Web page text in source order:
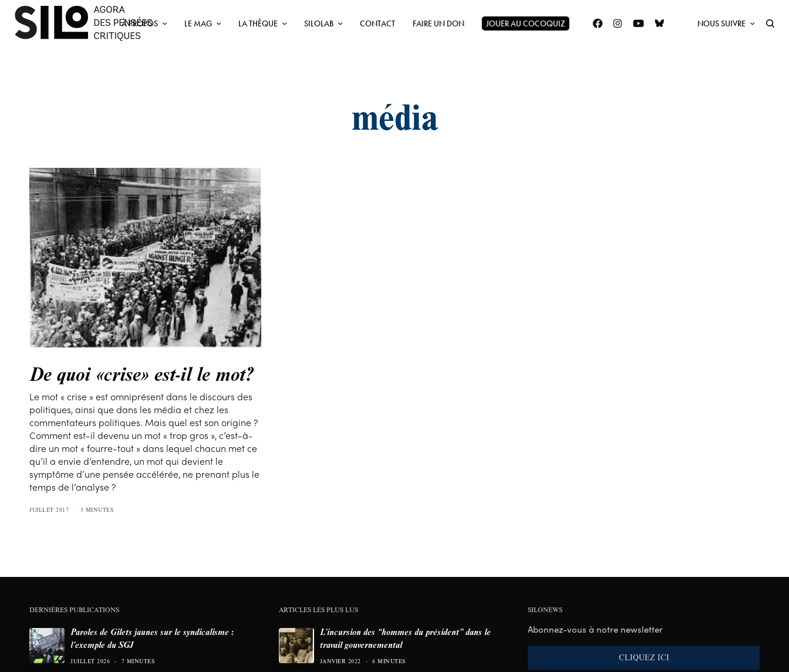
À PROPOS LE MAG LA THÈQUE SILOLAB CONTACT FAIRE UN DON JOUER AU COCOQUIZ NOUS SUIVRE
média
De quoi «crise» est-il le mot?
Le mot « crise » est omniprésent dans le discours des
politiques, ainsi que dans les média et chez les
commentateurs politiques. Mais quel est son origine ?
Comment est-il devenu un mot « trop gros », c’est-à-
dire un mot « fourre-tout » dans lequel chacun met ce
qu’il a envie d’entendre, un mot qui devient le
symptôme d’une pensée accélérée, ne prenant plus le
temps de l’analyse ?
JUILLET 2017 5 MINUTES
DERNIÈRES PUBLICATIONS
Paroles de Gilets jaunes sur le syndicalisme :
l’exemple du SGJ
JUILLET 2026 7 MINUTES
ARTICLES LES PLUS LUS
L’incursion des “hommes du président” dans le
travail gouvernemental
JANVIER 2022 6 MINUTES
SILONEWS
Abonnez-vous à notre newsletter
CLIQUEZ ICI